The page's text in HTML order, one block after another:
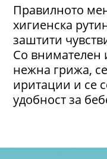
Правилното
хигиенска
заштити
Со внимателен
нежна грижа,
иритации и се
удобност за